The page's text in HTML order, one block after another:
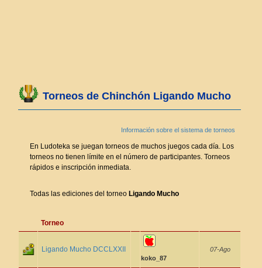
Torneos de Chinchón Ligando Mucho
Información sobre el sistema de torneos
En Ludoteka se juegan torneos de muchos juegos cada día. Los
torneos no tienen límite en el número de participantes. Torneos
rápidos e inscripción inmediata.
Todas las ediciones del torneo Ligando Mucho
Torneo
Ligando Mucho DCCLXXII
koko_87
07-Ago